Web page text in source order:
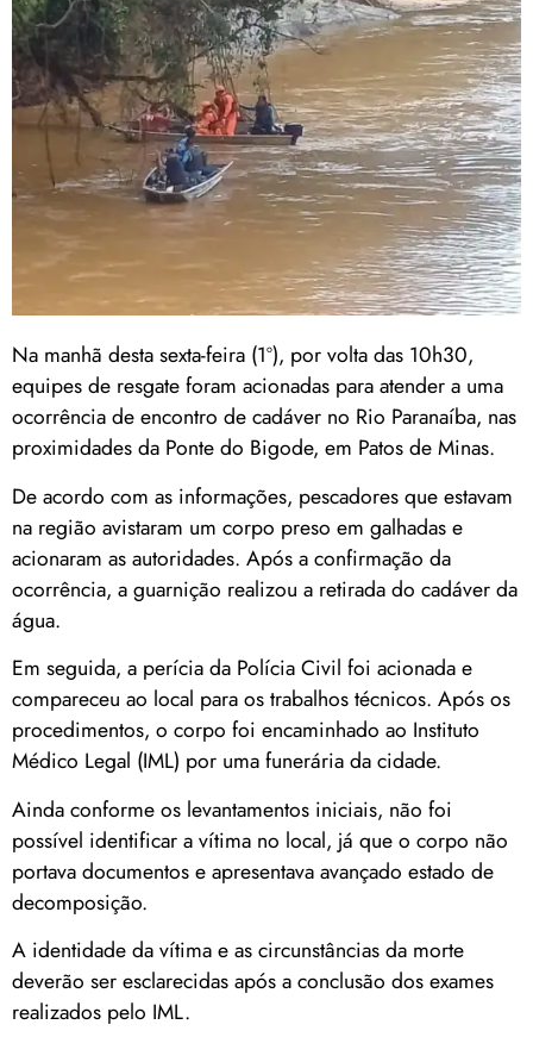
Na manhã desta sexta-feira (1º), por volta das 10h30,
equipes de resgate foram acionadas para atender a uma
ocorrência de encontro de cadáver no Rio Paranaíba, nas
proximidades da Ponte do Bigode, em Patos de Minas.
De acordo com as informações, pescadores que estavam
na região avistaram um corpo preso em galhadas e
acionaram as autoridades. Após a confirmação da
ocorrência, a guarnição realizou a retirada do cadáver da
água.
Em seguida, a perícia da Polícia Civil foi acionada e
compareceu ao local para os trabalhos técnicos. Após os
procedimentos, o corpo foi encaminhado ao Instituto
Médico Legal (IML) por uma funerária da cidade.
Ainda conforme os levantamentos iniciais, não foi
possível identificar a vítima no local, já que o corpo não
portava documentos e apresentava avançado estado de
decomposição.
A identidade da vítima e as circunstâncias da morte
deverão ser esclarecidas após a conclusão dos exames
realizados pelo IML.